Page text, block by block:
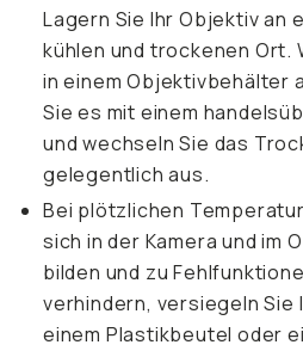
Lagern Sie Ihr Objektiv an
kühlen und trockenen Ort.
in einem Objektivbehälter
Sie es mit einem
und wechseln Sie das
gelegentlich aus.
Bei plötzlichen
sich in der Kamera und im
bilden und zu
verhindern, versiegeln Sie
einem Plastikbeutel oder